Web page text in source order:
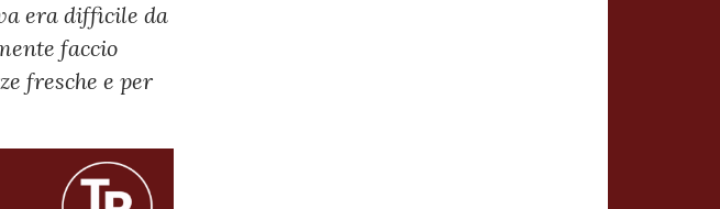
era difficile da
faccio
fresche e per